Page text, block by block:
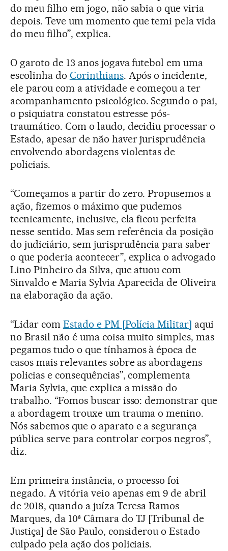
do meu filho em jogo, não sabia o que viria
depois. Teve um momento que temi pela vida
do meu filho”, explica.
O garoto de 13 anos jogava futebol em uma
escolinha do Corinthians. Após o incidente,
ele parou com a atividade e começou a ter
acompanhamento psicológico. Segundo o pai,
o psiquiatra constatou estresse pós-
traumático. Com o laudo, decidiu processar o
Estado, apesar de não haver jurisprudência
envolvendo abordagens violentas de
policiais.
“Começamos a partir do zero. Propusemos a
ação, fizemos o máximo que pudemos
tecnicamente, inclusive, ela ficou perfeita
nesse sentido. Mas sem referência da posição
do judiciário, sem jurisprudência para saber
o que poderia acontecer”, explica o advogado
Lino Pinheiro da Silva, que atuou com
Sinvaldo e Maria Sylvia Aparecida de Oliveira
na elaboração da ação.
“Lidar com Estado e PM [Polícia Militar] aqui
no Brasil não é uma coisa muito simples, mas
pegamos tudo o que tínhamos à época de
casos mais relevantes sobre as abordagens
policias e consequências”, complementa
Maria Sylvia, que explica a missão do
trabalho. “Fomos buscar isso: demonstrar que
a abordagem trouxe um trauma o menino.
Nós sabemos que o aparato e a segurança
pública serve para controlar corpos negros”,
diz.
Em primeira instância, o processo foi
negado. A vitória veio apenas em 9 de abril
de 2018, quando a juíza Teresa Ramos
Marques, da 10ª Câmara do TJ [Tribunal de
Justiça] de São Paulo, considerou o Estado
culpado pela ação dos policiais.